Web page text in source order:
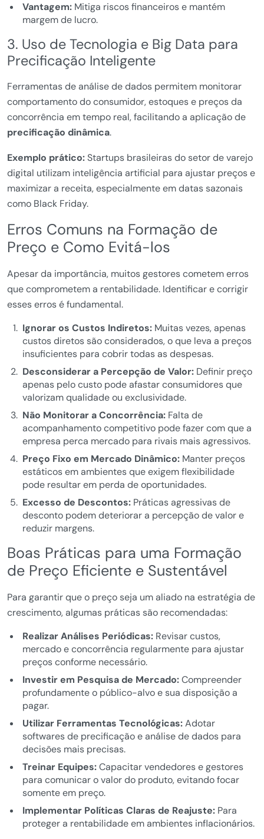
Vantagem:Mitiga riscos financeiros e mantém
margem de lucro.
3. Uso de Tecnologia e Big Data para
Precificação Inteligente
Ferramentas de análise de dados permitem monitorar
comportamento do consumidor, estoques e preços da
concorrência em tempo real, facilitando a aplicação de
precificação dinâmica.
Exemplo prático:Startups brasileiras do setor de varejo
digital utilizam inteligência artificial para ajustar preços e
maximizar a receita, especialmente em datas sazonais
como Black Friday.
Erros Comuns na Formação de
Preço e Como Evitá-los
Apesar da importância, muitos gestores cometem erros
que comprometem a rentabilidade. Identificar e corrigir
esses erros é fundamental.
Ignorar os Custos Indiretos:Muitas vezes, apenas
custos diretos são considerados, o que leva a preços
insuficientes para cobrir todas as despesas.
Desconsiderar a Percepção de Valor:Definir preço
apenas pelo custo pode afastar consumidores que
valorizam qualidade ou exclusividade.
Não Monitorar a Concorrência:Falta de
acompanhamento competitivo pode fazer com que a
empresa perca mercado para rivais mais agressivos.
Preço Fixo em Mercado Dinâmico:Manter preços
estáticos em ambientes que exigem flexibilidade
pode resultar em perda de oportunidades.
Excesso de Descontos:Práticas agressivas de
desconto podem deteriorar a percepção de valor e
reduzir margens.
Boas Práticas para uma Formação
de Preço Eficiente e Sustentável
Para garantir que o preço seja um aliado na estratégia de
crescimento, algumas práticas são recomendadas:
Realizar Análises Periódicas:Revisar custos,
mercado e concorrência regularmente para ajustar
preços conforme necessário.
Investir em Pesquisa de Mercado:Compreender
profundamente o público-alvo e sua disposição a
pagar.
Utilizar Ferramentas Tecnológicas:Adotar
softwares de precificação e análise de dados para
decisões mais precisas.
Treinar Equipes:Capacitar vendedores e gestores
para comunicar o valor do produto, evitando focar
somente em preço.
Implementar Políticas Claras de Reajuste:Para
proteger a rentabilidade em ambientes inflacionários.